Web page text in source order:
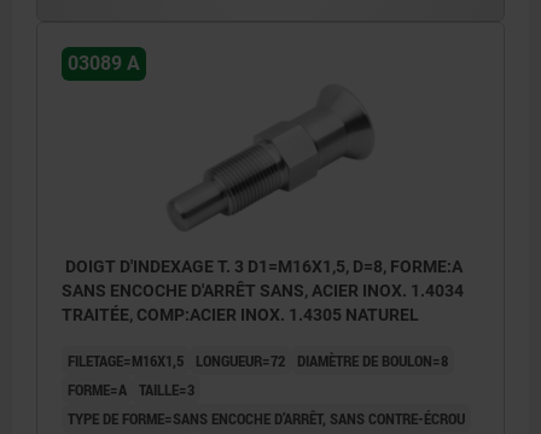
03089 A
DOIGT D'INDEXAGE T. 3 D1=M16X1,5, D=8, FORME:A
SANS ENCOCHE D'ARRÊT SANS, ACIER INOX. 1.4034
TRAITÉE, COMP:ACIER INOX. 1.4305 NATUREL
FILETAGE=M16X1,5 LONGUEUR=72
DIAMÈTRE DE BOULON=8
FORME=A TAILLE=3
TYPE DE FORME=SANS ENCOCHE D’ARRÊT, SANS CONTRE-ÉCROU